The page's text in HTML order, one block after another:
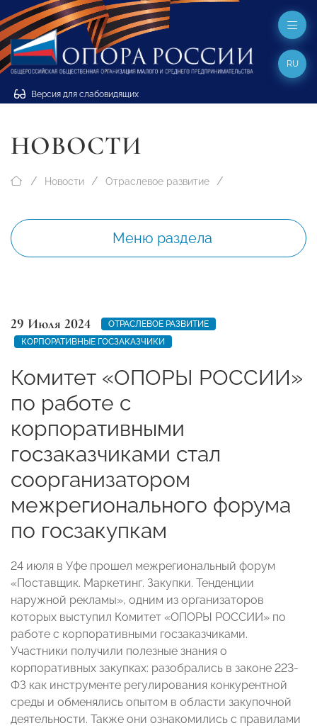
Версия для слабовидящих
RU
НОВОСТИ
Новости Отраслевое развитие
Меню раздела
29 Июля 2024
ОТРАСЛЕВОЕ РАЗВИТИЕ
КОРПОРАТИВНЫЕ ГОСЗАКАЗЧИКИ
Комитет «ОПОРЫ РОССИИ»
по работе с
корпоративными
госзаказчиками стал
соорганизатором
межрегионального форума
по госзакупкам
24 июля в Уфе прошел межрегиональный форум
«Поставщик. Маркетинг. Закупки. Тенденции
наружной рекламы», одним из организаторов
которых выступил Комитет «ОПОРЫ РОССИИ» по
работе с корпоративными госзаказчиками.
Участники получили полезные знания о
корпоративных закупках: разобрались в законе 223-
ФЗ как инструменте регулирования конкурентной
среды и обменялись опытом в области закупочной
деятельности. Также они ознакомились с правилами